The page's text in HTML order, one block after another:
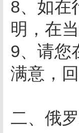
8、如在
明，在
9、请您
满意，
二、俄